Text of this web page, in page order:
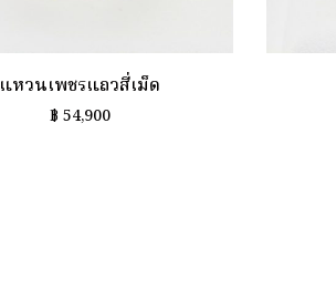
แหวนเพชรแถวสี่เม็ด
฿ 54,900